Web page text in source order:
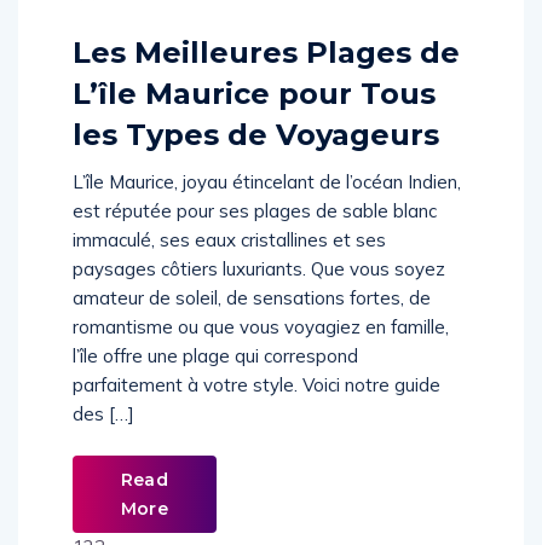
Les Meilleures Plages de
L’île Maurice pour Tous
les Types de Voyageurs
L’île Maurice, joyau étincelant de l’océan Indien,
est réputée pour ses plages de sable blanc
immaculé, ses eaux cristallines et ses
paysages côtiers luxuriants. Que vous soyez
amateur de soleil, de sensations fortes, de
romantisme ou que vous voyagiez en famille,
l’île offre une plage qui correspond
parfaitement à votre style. Voici notre guide
des […]
Read
More